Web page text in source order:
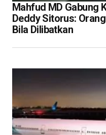
Mahfud MD Gabung
Deddy Sitorus:
Bila Dilibatkan